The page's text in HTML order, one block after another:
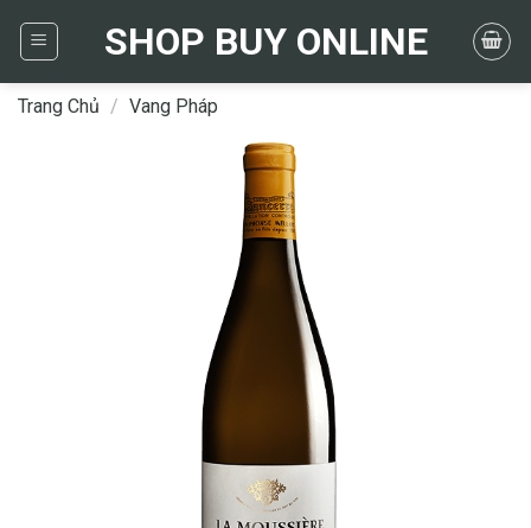
SHOP BUY ONLINE
Trang Chủ / Vang Pháp